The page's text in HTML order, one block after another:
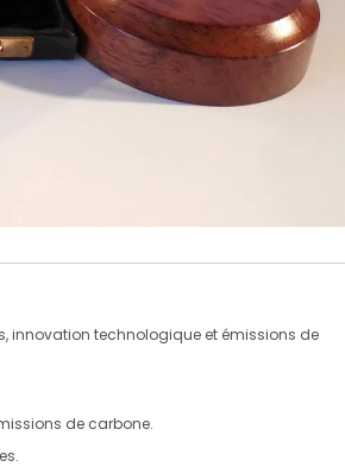
,innovation technologique et émissions de
de carbone.